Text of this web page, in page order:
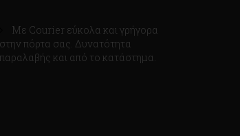
Με Courier εύκολα και γρήγορα
στην πόρτα σας. Δυνατότητα
παραλαβής και από το κατάστημα.